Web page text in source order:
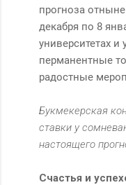
прогноза
декабря по 8
университетах и
перманентные
радостные
Букмекерская
ставки у
настоящего
Счастья и